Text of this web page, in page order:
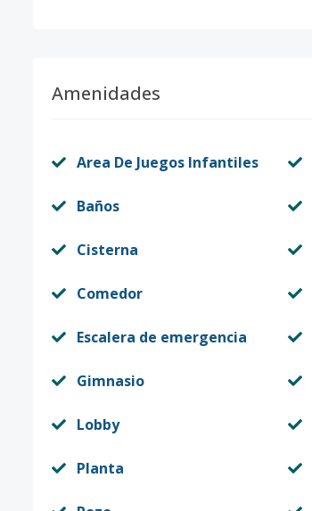
Amenidades
Area De Juegos Infantiles
Baños
Cisterna
Comedor
Escalera de emergencia
Gimnasio
Lobby
Planta